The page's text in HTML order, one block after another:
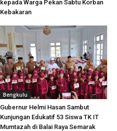
kepada Warga Pekan Sabtu Korban
Kebakaran
Bengkulu
Gubernur Helmi Hasan Sambut
Kunjungan Edukatif 53 Siswa TK IT
Mumtazah di Balai Raya Semarak